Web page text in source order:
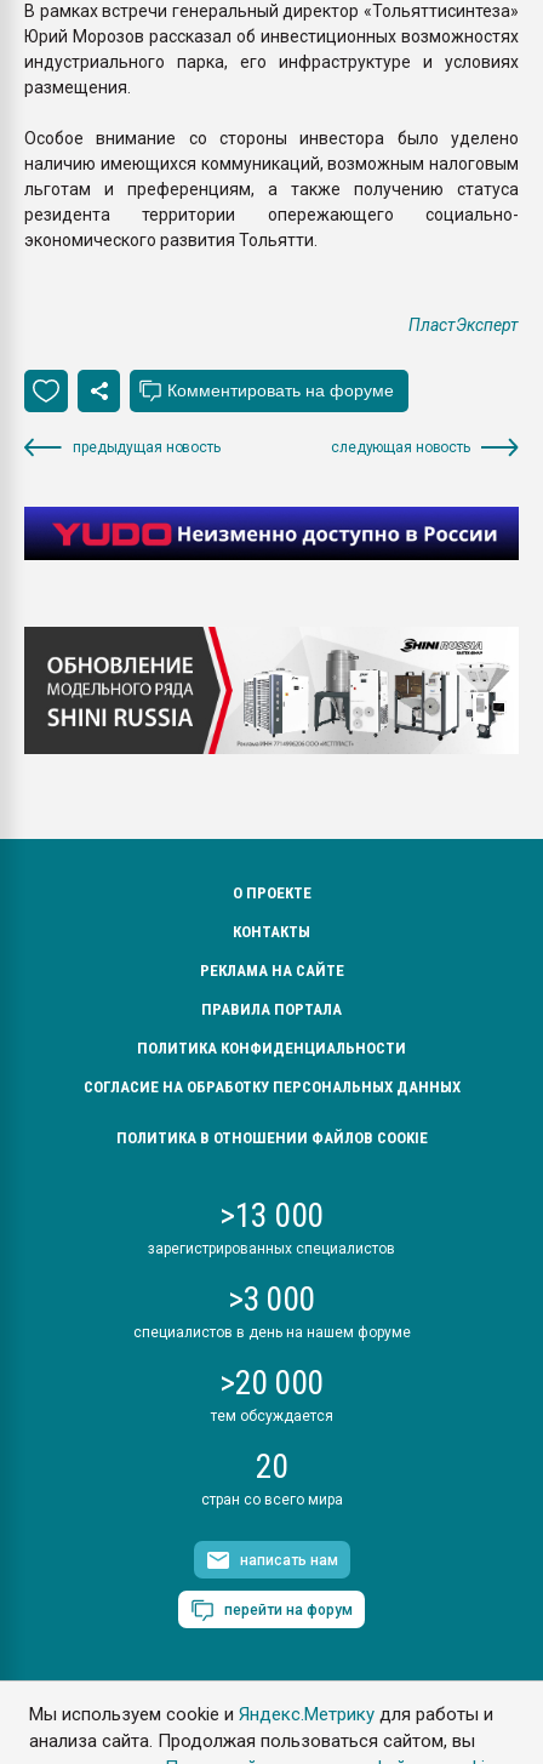
Мы используем cookie иЯндекс.Метрику для работы и
анализа сайта. Продолжая пользоваться сайтом, вы
В рамках встречи генеральный директор «Тольяттисинтеза»
Юрий Морозов рассказал об инвестиционных возможностях
индустриального парка, его инфраструктуре и условиях
размещения.
Особое внимание со стороны инвестора было уделено
наличию имеющихся коммуникаций, возможным налоговым
льготам и преференциям, а также получению статуса
резидента территории опережающего социально-
экономического развития Тольятти.
ПластЭксперт
предыдущая новость следующая новость
О ПРОЕКТЕ
КОНТАКТЫ
РЕКЛАМА НА САЙТЕ
ПРАВИЛА ПОРТАЛА
ПОЛИТИКА КОНФИДЕНЦИАЛЬНОСТИ
СОГЛАСИЕ НА ОБРАБОТКУ ПЕРСОНАЛЬНЫХ ДАННЫХ
ПОЛИТИКА В ОТНОШЕНИИ ФАЙЛОВ COOKIE
>13 000
зарегистрированных специалистов
>3 000
специалистов в день на нашем форуме
>20 000
тем обсуждается
20
стран со всего мира
написать нам
перейти на форум
ПластЭксперт © 2006. Все права защищены
Разрешается копирование материалов сайта с обязательной
ссылкой на www.e-plastic.ru